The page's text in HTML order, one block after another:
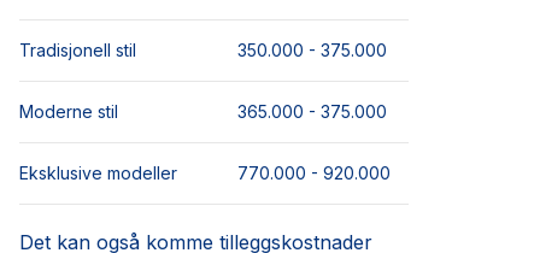
Tradisjonell stil 350.000 - 375.000
Moderne stil 365.000 - 375.000
Eksklusive modeller 770.000 - 920.000
Det kan også komme tilleggskostnader